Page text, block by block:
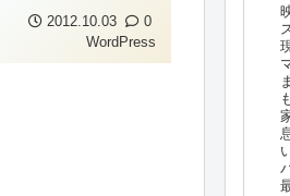
2012.10.03
0
WordPress